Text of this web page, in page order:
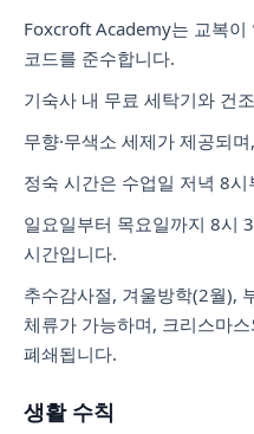
Foxcroft Academy는 교복이
코드를 준수합니다.
기숙사 내 무료 세탁기와 건
무향·무색소 세제가 제공되
정숙 시간은 수업일 저녁 8
일요일부터 목요일까지 8시
시간입니다.
추수감사절, 겨울방학(2월),
체류가 가능하며, 크리스마
폐쇄됩니다.
생활 수칙